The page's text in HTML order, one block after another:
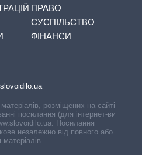
ПРАВО
СУСПІЛЬСТВО
ФІНАНСИ
розміщених на сайті,
посилання (для інтернет-видань
Посилання
незалежно від повного або